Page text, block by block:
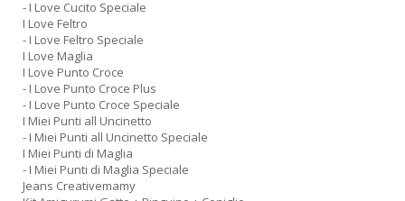
- I Love Cucito Speciale
I Love Feltro
- I Love Feltro Speciale
I Love Maglia
I Love Punto Croce
- I Love Punto Croce Plus
- I Love Punto Croce Speciale
I Miei Punti all Uncinetto
- I Miei Punti all Uncinetto Speciale
I Miei Punti di Maglia
- I Miei Punti di Maglia Speciale
Jeans Creativemamy